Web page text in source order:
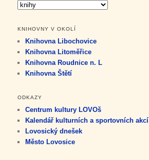
KNIHOVNY V OKOLÍ
Knihovna Libochovice
Knihovna Litoměřice
Knihovna Roudnice n. L
Knihovna Štětí
ODKAZY
Centrum kultury LOVOš
Kalendář kulturních a sportovních akcí
Lovosický dnešek
Město Lovosice